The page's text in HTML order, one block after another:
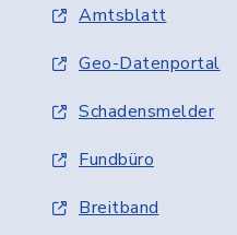
Amtsblatt
Geo-Datenportal
Schadensmelder
Fundbüro
Breitband